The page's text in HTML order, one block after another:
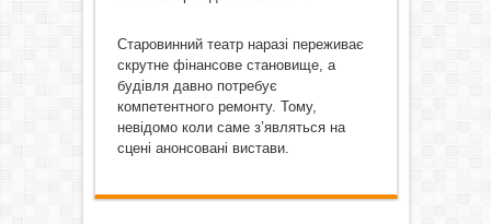
Старовинний театр наразі переживає
скрутне фінансове становище, а
будівля давно потребує
компетентного ремонту. Тому,
невідомо коли саме з’являться на
сцені анонсовані вистави.